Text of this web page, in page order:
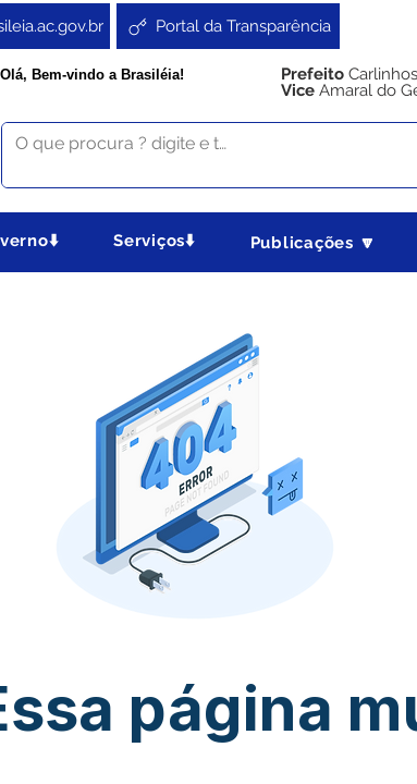
Portal da Transparência
Olá, Bem-vindo a Brasiléia! Prefeito
Vice Amaral do
Serviços⬇️ Publicações 🔽
página